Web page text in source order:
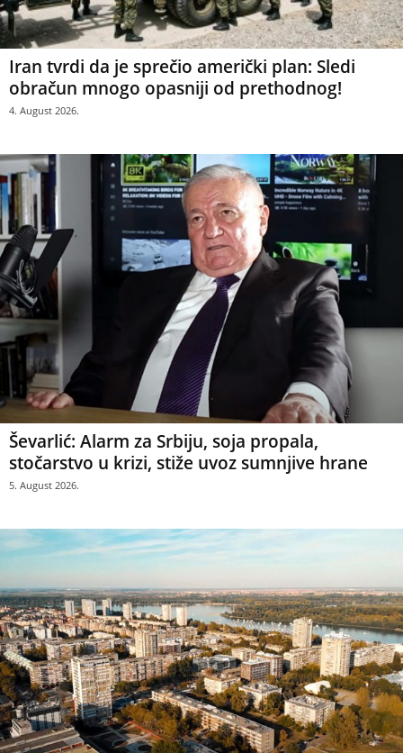
Iran tvrdi da je sprečio američki plan: Sledi
obračun mnogo opasniji od prethodnog!
4. August 2026.
Ševarlić: Alarm za Srbiju, soja propala,
stočarstvo u krizi, stiže uvoz sumnjive hrane
5. August 2026.